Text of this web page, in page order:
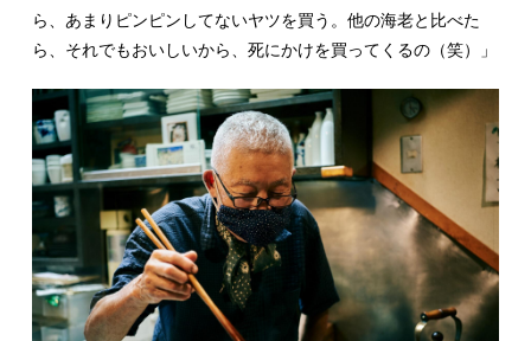
ら、あまりピンピンしてないヤツを買う。他の海老と比べた
ら、それでもおいしいから、死にかけを買ってくるの（笑）」